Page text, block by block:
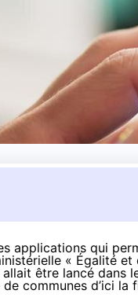
applications qui
« Égalité
allait être lancé dans
communes d’ici la